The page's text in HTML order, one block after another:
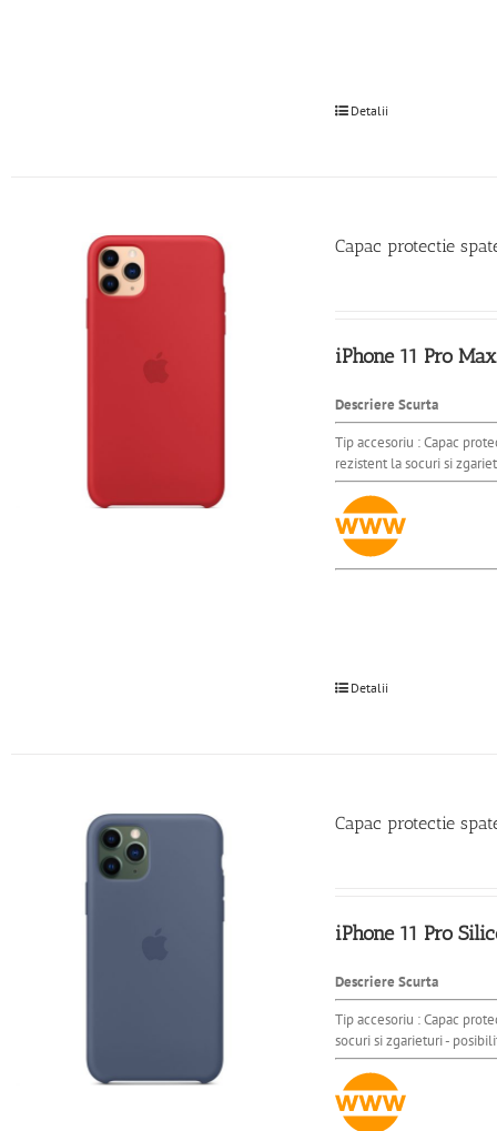
Detalii
Capac protectie
iPhone 11 Pro
Descriere Scurta
Tip accesoriu : Capac
rezistent la socuri si
Detalii
Capac protectie
iPhone 11 Pro
Descriere Scurta
Tip accesoriu : Capac
socuri si zgarieturi -